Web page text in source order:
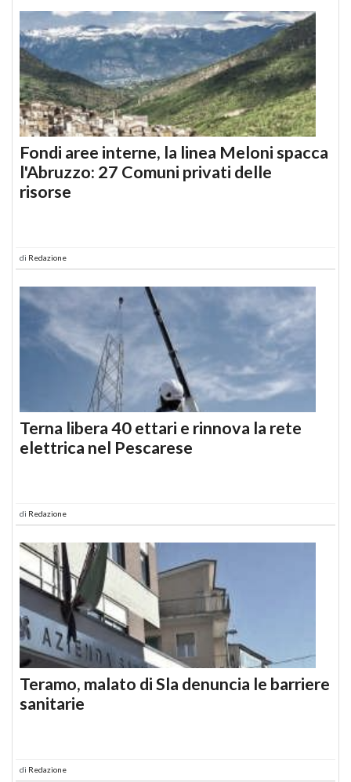
Fondi aree interne, la linea Meloni spacca
l'Abruzzo: 27 Comuni privati delle
risorse
di Redazione
Terna libera 40 ettari e rinnova la rete
elettrica nel Pescarese
di Redazione
Teramo, malato di Sla denuncia le barriere
sanitarie
di Redazione